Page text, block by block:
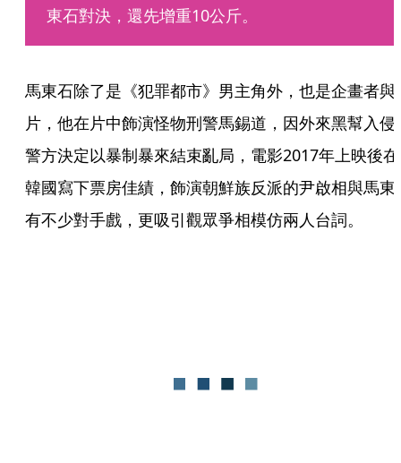
東石對決，還先增重10公斤。
馬東石除了是《犯罪都市》男主角外，也是企畫者與
片，他在片中飾演怪物刑警馬錫道，因外來黑幫入侵
警方決定以暴制暴來結束亂局，電影2017年上映後在
韓國寫下票房佳績，飾演朝鮮族反派的尹啟相與馬東
有不少對手戲，更吸引觀眾爭相模仿兩人台詞。